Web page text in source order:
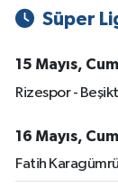
Süper
15 Mayıs,
Rizespor -
16 Mayıs,
Fatih